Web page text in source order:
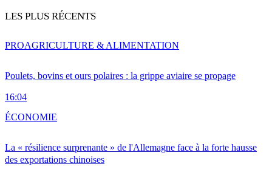
LES PLUS RÉCENTS
Poulets, bovins et ours polaires : la grippe aviaire se propage
16:04
PROAGRICULTURE & ALIMENTATION
La « résilience surprenante » de l'Allemagne face à la forte hausse
des exportations chinoises
ÉCONOMIE